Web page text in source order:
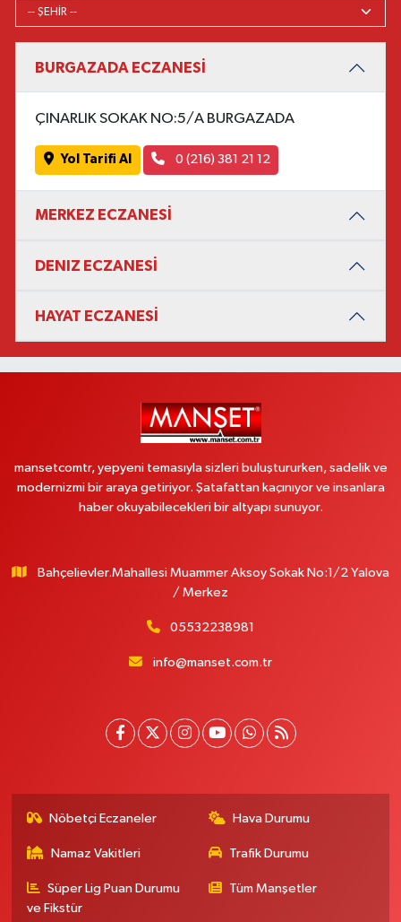
BURGAZADA ECZANESİ
ÇINARLIK SOKAK NO:5/A BURGAZADA
Yol Tarifi Al 0 (216) 381 21 12
MERKEZ ECZANESİ
DENIZ ECZANESİ
HAYAT ECZANESİ
mansetcomtr, yepyeni temasıyla sizleri buluştururken, sadelik ve
modernizmi bir araya getiriyor. Şatafattan kaçınıyor ve insanlara
haber okuyabilecekleri bir altyapı sunuyor.
Bahçelievler.Mahallesi Muammer Aksoy Sokak No:1/2 Yalova
/ Merkez
05532238981
info@manset.com.tr
Nöbetçi Eczaneler Hava Durumu
Namaz Vakitleri Trafik Durumu
Süper Lig Puan Durumu
ve Fikstür
Tüm Manşetler